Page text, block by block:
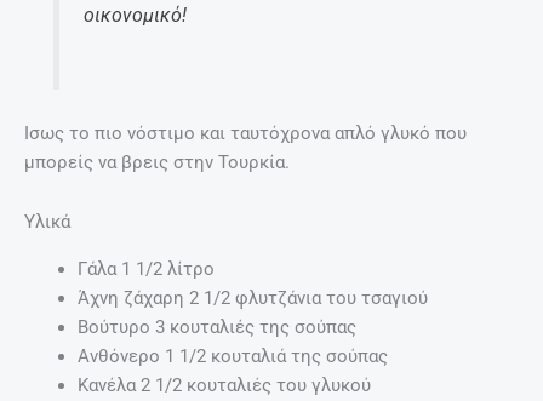
οικονομικό!
Ισως το πιο νόστιμο και ταυτόχρονα απλό γλυκό που
μπορείς να βρεις στην Τουρκία.
Υλικά
Γάλα 1 1/2 λίτρο
Άχνη ζάχαρη 2 1/2 φλυτζάνια του τσαγιού
Βούτυρο 3 κουταλιές της σούπας
Ανθόνερο 1 1/2 κουταλιά της σούπας
Κανέλα 2 1/2 κουταλιές του γλυκού